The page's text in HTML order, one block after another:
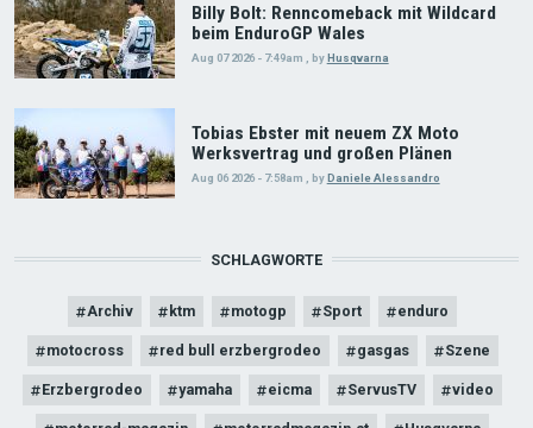
Billy Bolt: Renncomeback mit Wildcard
beim EnduroGP Wales
Aug 07 2026 - 7:49am byHusqvarna
Tobias Ebster mit neuem ZX Moto
Werksvertrag und großen Plänen
Aug 06 2026 - 7:58am byDaniele Alessandro
SCHLAGWORTE
Archiv ktm motogp Sport enduro
motocross red bull erzbergrodeo gasgas Szene
Erzbergrodeo yamaha eicma ServusTV video